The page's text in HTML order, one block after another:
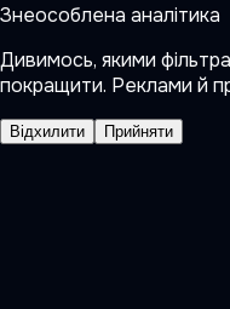
Знеособлена аналітика
Дивимось, якими
покращити. Реклами й
Відхилити Прийняти